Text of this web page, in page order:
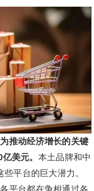
推动经济增长的关键
美元。 本土品牌和中
平台的巨大潜力。
平台都在争相通过各